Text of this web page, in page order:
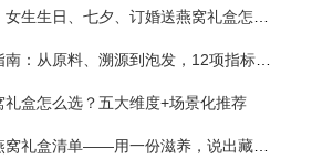
2026干燕窝选购避坑指南：从原料、溯源到泡发，12项指标判断靠谱燕窝
盒怎么选？五大维度+场景化推荐
2026七夕浪漫告白礼燕窝礼盒清单——用一份滋养，说出藏在心底的爱